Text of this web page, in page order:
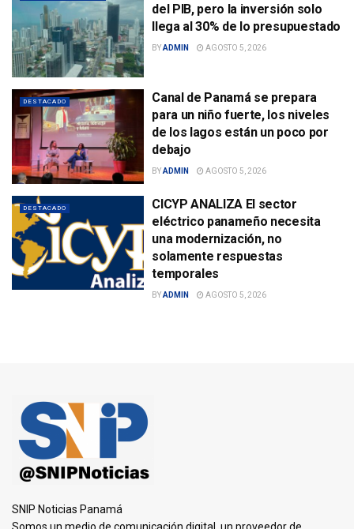
del PIB, pero la inversión solo
llega al 30% de lo presupuestado
BYADMIN AGOSTO 5, 2026
DESTACADO
Canal de Panamá se prepara
para un niño fuerte, los niveles
de los lagos están un poco por
debajo
BYADMIN AGOSTO 5, 2026
DESTACADO
CICYP ANALIZA El sector
eléctrico panameño necesita
una modernización, no
solamente respuestas
temporales
BYADMIN AGOSTO 5, 2026
SNIP Noticias Panamá
Somos un medio de comunicación digital, un proveedor de